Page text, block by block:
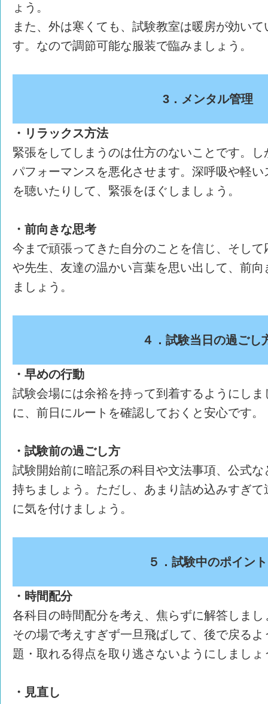
ょう。
また、外は寒くても、試験教室は暖房が効い
す。なので調節可能な服装で臨みましょう。
3．メンタル管理
・リラックス方法
緊張をしてしまうのは仕方のないことです。
パフォーマンスを悪化させます。深呼吸や軽
を聴いたりして、緊張をほぐしましょう。
・前向きな思考
今まで頑張ってきた自分のことを信じ、そし
や先生、友達の温かい言葉を思い出して、前
ましょう。
４．試験当日の過ごし
・早めの行動
試験会場には余裕を持って到着するようにし
に、前日にルートを確認しておくと安心です。
・試験前の過ごし方
試験開始前に暗記系の科目や文法事項、公式
持ちましょう。ただし、あまり詰め込みすぎ
に気を付けましょう。
５．試験中のポイント
・時間配分
各科目の時間配分を考え、焦らずに解答しま
その場で考えすぎず一旦飛ばして、後で戻る
題・取れる得点を取り逃さないようにしましょ
・見直し